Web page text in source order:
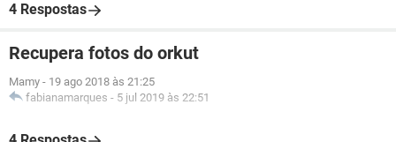
4 Respostas
Recupera fotos do orkut
Mamy - 19 ago 2018 às 21:25
fabianamarques - 5 jul 2019 às 22:51